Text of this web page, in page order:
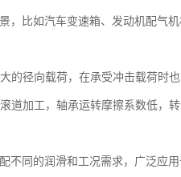
，比如汽车变速箱、发动机配气
的径向载荷，在承受冲击载荷时
道加工，轴承运转摩擦系数低，
不同的润滑和工况需求，广泛应